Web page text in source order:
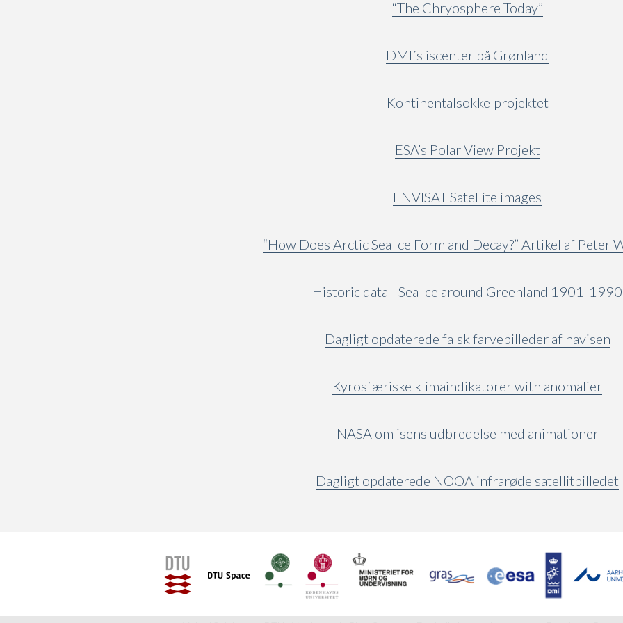
“The Chryosphere Today”
DMI´s iscenter på Grønland
Kontinentalsokkelprojektet
ESA’s Polar View Projekt
ENVISAT Satellite images
“How Does Arctic Sea Ice Form and Decay?” Artikel af Peter
Historic data - Sea Ice around Greenland 1901-1990
Dagligt opdaterede falsk farvebilleder af havisen
Kyrosfæriske klimaindikatorer with anomalier
NASA om isens udbredelse med animationer
Dagligt opdaterede NOOA infrarøde satellitbilledet